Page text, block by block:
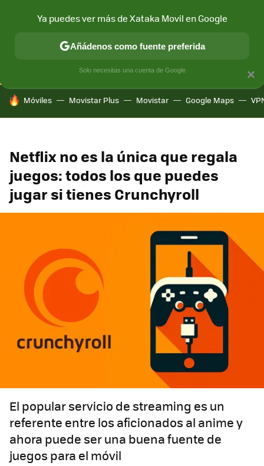
CONECTIVIDAD MÓVIL Y SOCIEDAD APLICACIONES
HOY SE HABLA DE
Móviles Movistar Plus Movistar Google Maps
Netflix no es la única que regala
juegos: todos los que puedes
jugar si tienes Crunchyroll
El popular servicio de streaming es un
referente entre los aficionados al anime y
ahora puede ser una buena fuente de
juegos para el móvil
×
Ya puedes ver más de Xataka Movil en Google
Añádenos como fuente preferida
Solo necesitas una cuenta de Google